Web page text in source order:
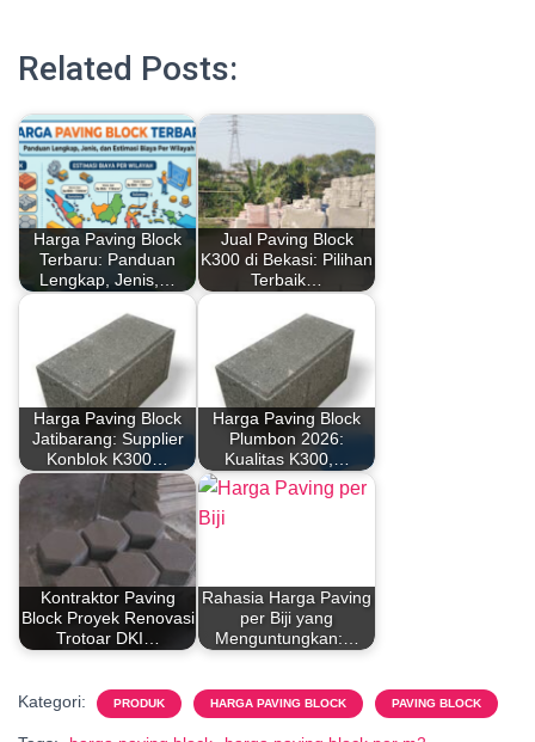
Related Posts:
Harga Paving Block
Terbaru: Panduan
Lengkap, Jenis,…
Jual Paving Block
K300 di Bekasi: Pilihan
Terbaik…
Harga Paving Block
Jatibarang: Supplier
Konblok K300…
Harga Paving Block
Plumbon 2026:
Kualitas K300,…
Kontraktor Paving
Block Proyek Renovasi
Trotoar DKI…
Rahasia Harga Paving
per Biji yang
Menguntungkan:…
Kategori: PRODUK HARGA PAVING BLOCK PAVING BLOCK